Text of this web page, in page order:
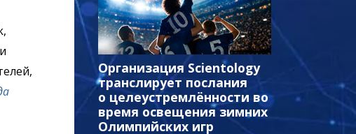
Организация Scientology
транслирует послания
о целеустремлённости во
время освещения зимних
Олимпийских игр